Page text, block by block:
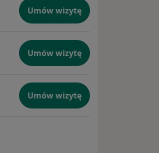
Umów wizytę
Umów wizytę
Umów wizytę